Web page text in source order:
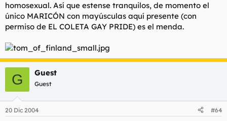
homosexual. Así que estense tranquilos, de momento el
único MARICÓN con mayúsculas aquí presente (con
permiso de EL COLETA GAY PRIDE) es el menda.
G Guest
Guest
20 Dic 2004 #64